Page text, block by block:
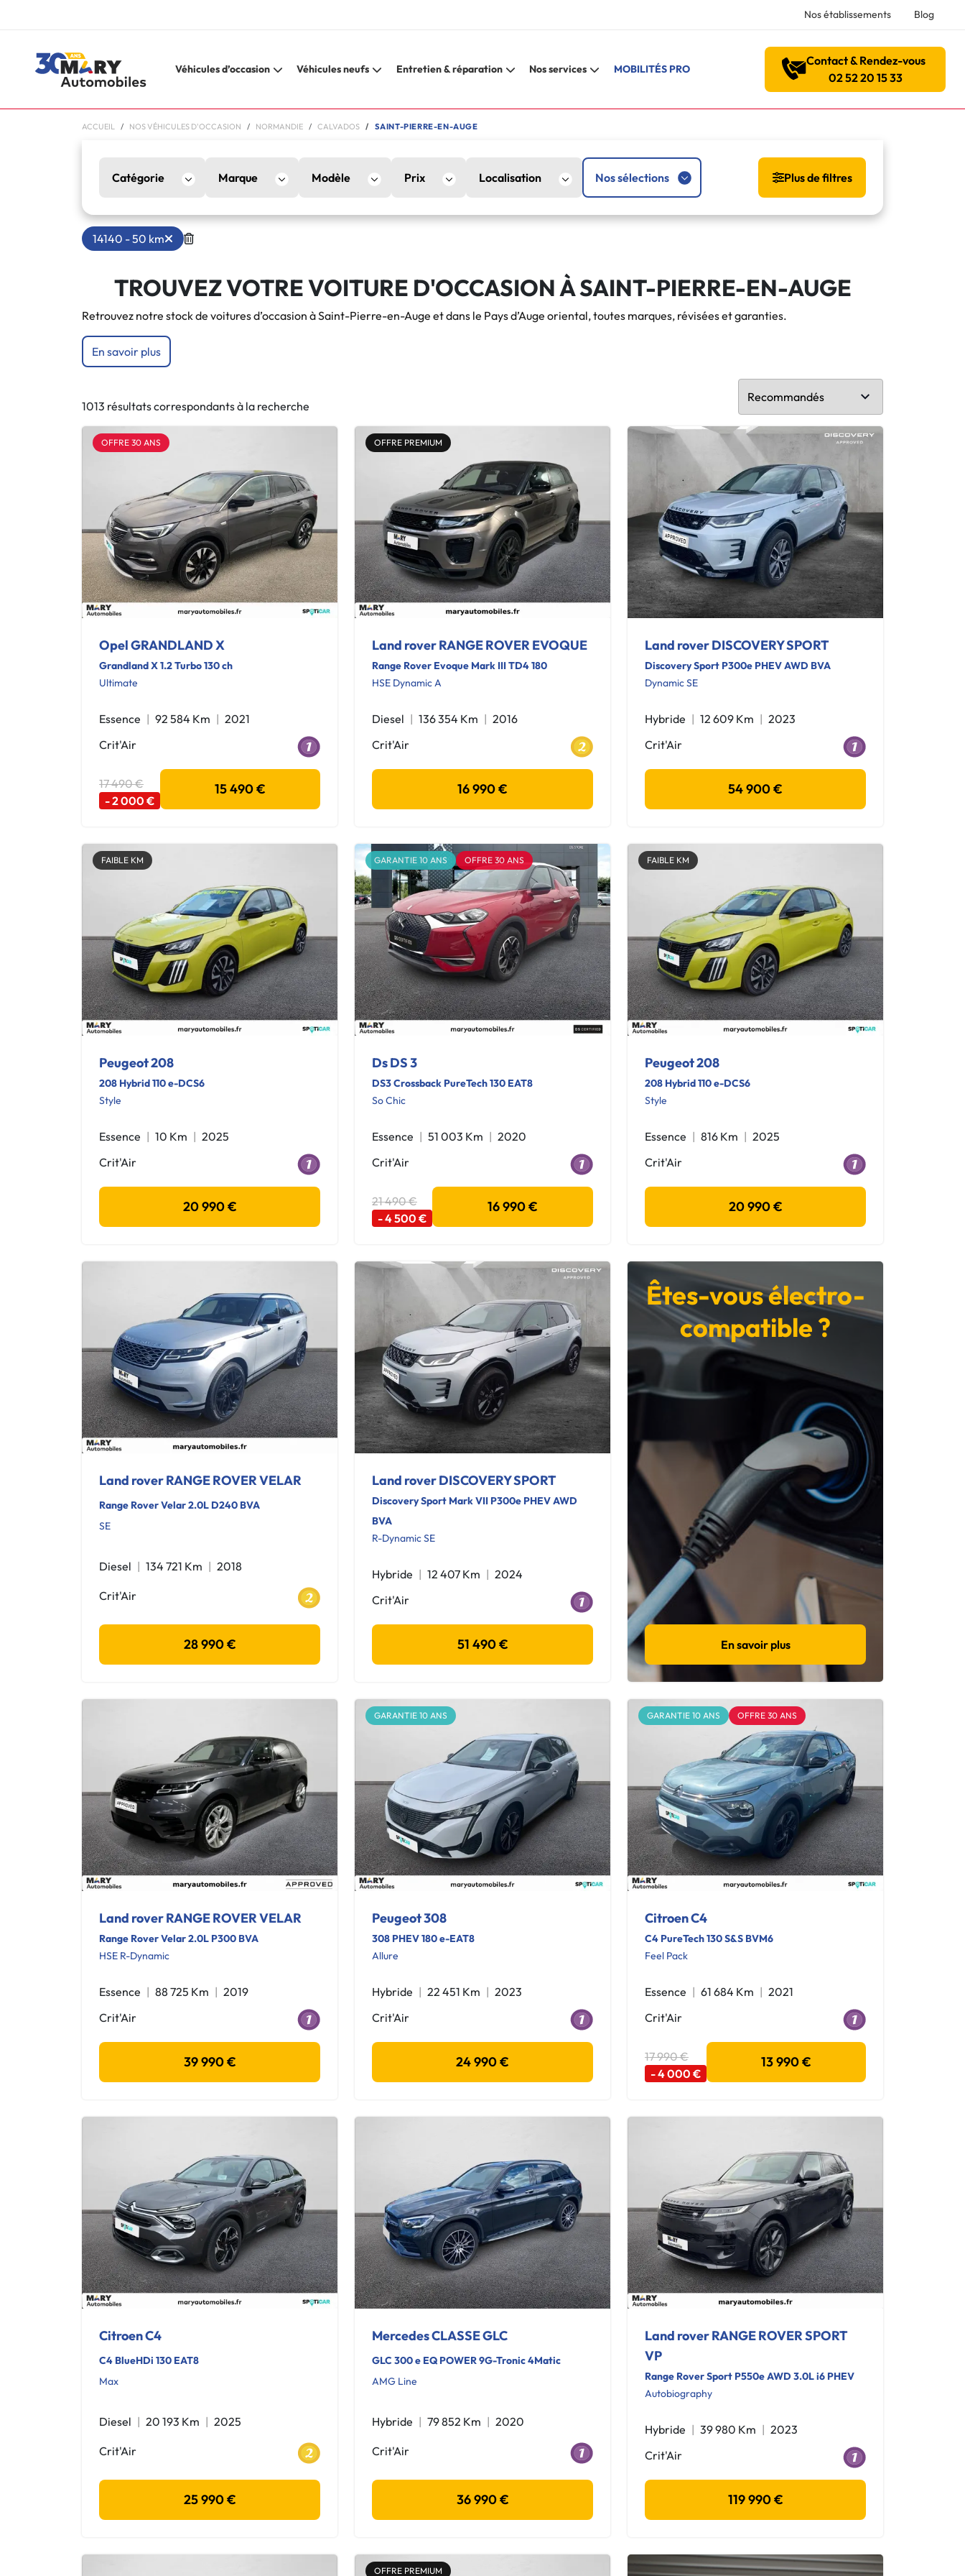
Nos établissements Blog
Véhicules d’occasion Véhicules neufs Entretien & réparation Nos services MOBILITÉS PRO
Contact & Rendez-vous
02 52 20 15 33
ACCUEIL NOS VÉHICULES D'OCCASION NORMANDIE CALVADOS SAINT-PIERRE-EN-AUGE
Catégorie Marque Modèle Prix Localisation Nos sélections Plus de filtres
14140 - 50 km
TROUVEZ VOTRE VOITURE D'OCCASION À SAINT-PIERRE-EN-AUGE
Retrouvez notre stock de voitures d’occasion à Saint-Pierre-en-Auge et dans le Pays d’Auge oriental, toutes marques, révisées et garanties.
En savoir plus
1013 résultats correspondants à la recherche
OFFRE 30 ANS
Opel GRANDLAND X
Grandland X 1.2 Turbo 130 ch
Ultimate
Essence 92 584 Km
2021
Crit'Air
17 490 €
- 2 000 €
15 490 €
OFFRE PREMIUM
Land rover RANGE ROVER EVOQUE
Range Rover Evoque Mark III TD4 180
HSE Dynamic A
Diesel 136 354 Km
2016
Crit'Air
16 990 €
Land rover DISCOVERY SPORT
Discovery Sport P300e PHEV AWD BVA
Dynamic SE
Hybride 12 609 Km
2023
Crit'Air
54 900 €
FAIBLE KM
Peugeot 208
208 Hybrid 110 e-DCS6
Style
Essence 10 Km
2025
Crit'Air
20 990 €
GARANTIE 10 ANS OFFRE 30 ANS
Ds DS 3
DS3 Crossback PureTech 130 EAT8
So Chic
Essence 51 003 Km
2020
Crit'Air
21 490 €
- 4 500 €
16 990 €
FAIBLE KM
Peugeot 208
208 Hybrid 110 e-DCS6
Style
Essence 816 Km
2025
Crit'Air
20 990 €
Land rover RANGE ROVER VELAR
Range Rover Velar 2.0L D240 BVA
SE
Diesel 134 721 Km 2018
Crit'Air
28 990 €
Land rover DISCOVERY SPORT
Discovery Sport Mark VII P300e PHEV AWD
BVA
R-Dynamic SE
Hybride 12 407 Km
2024
Crit'Air
51 490 €
Êtes-vous électro-
compatible ?
En savoir plus
Land rover RANGE ROVER VELAR
Range Rover Velar 2.0L P300 BVA
HSE R-Dynamic
Essence 88 725 Km
2019
Crit'Air
39 990 €
GARANTIE 10 ANS
Peugeot 308
308 PHEV 180 e-EAT8
Allure
Hybride 22 451 Km
2023
Crit'Air
24 990 €
GARANTIE 10 ANS OFFRE 30 ANS
Citroen C4
C4 PureTech 130 S&S BVM6
Feel Pack
Essence 61 684 Km
2021
Crit'Air
17 990 €
- 4 000 €
13 990 €
Citroen C4
C4 BlueHDi 130 EAT8
Max
Diesel 20 193 Km 2025
Crit'Air
25 990 €
Mercedes CLASSE GLC
GLC 300 e EQ POWER 9G-Tronic 4Matic
AMG Line
Hybride 79 852 Km 2020
Crit'Air
36 990 €
Land rover RANGE ROVER SPORT
VP
Range Rover Sport P550e AWD 3.0L i6 PHEV
Autobiography
Hybride 39 980 Km
2023
Crit'Air
119 990 €
OFFRE PREMIUM